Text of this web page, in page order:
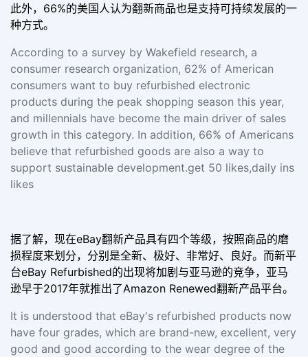
此外，66%的美国人认为翻新商品也是支持可持续发展的一
种方式。
According to a survey by Wakefield research, a
consumer research organization, 62% of American
consumers want to buy refurbished electronic
products during the peak shopping season this year,
and millennials have become the main driver of sales
growth in this category. In addition, 66% of Americans
believe that refurbished goods are also a way to
support sustainable development.get 50 likes,daily ins
likes
据了解，现在eBay翻新产品具有四个等级，按照商品的磨
损程度来划分，分别是全新、极好、非常好、良好。而新平
台eBay Refurbished的出现将加剧与亚马逊的竞争，亚马
逊早于2017年就推出了Amazon Renewed翻新产品平台。
It is understood that eBay's refurbished products now
have four grades, which are brand-new, excellent, very
good and good according to the wear degree of the